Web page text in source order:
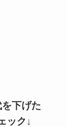
下げた
ック↓